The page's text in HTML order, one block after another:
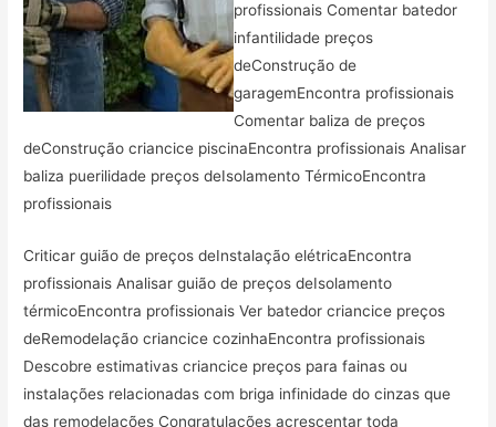
profissionais Comentar batedor
infantilidade preços
deConstrução de
garagemEncontra profissionais
Comentar baliza de preços
deConstrução criancice piscinaEncontra profissionais Analisar
baliza puerilidade preços deIsolamento TérmicoEncontra
profissionais
Criticar guião de preços deInstalação elétricaEncontra
profissionais Analisar guião de preços deIsolamento
térmicoEncontra profissionais Ver batedor criancice preços
deRemodelação criancice cozinhaEncontra profissionais
Descobre estimativas criancice preços para fainas ou
instalações relacionadas com briga infinidade do cinzas que
das remodelações Congratulações acrescentar toda